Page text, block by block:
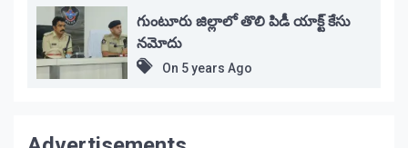
గుంటూరు జిల్లాలో తొలి పిడీ యాక్ట్ కేసు
నమోదు
On 5 years Ago